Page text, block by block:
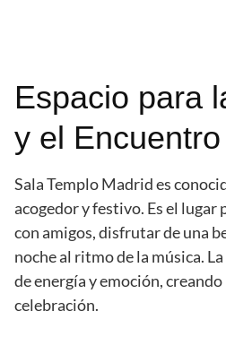
Espacio para
y el Encuentro
Sala Templo Madrid es
acogedor y festivo. Es el
con amigos, disfrutar de una
noche al ritmo de la música.
de energía y emoción,
celebración.